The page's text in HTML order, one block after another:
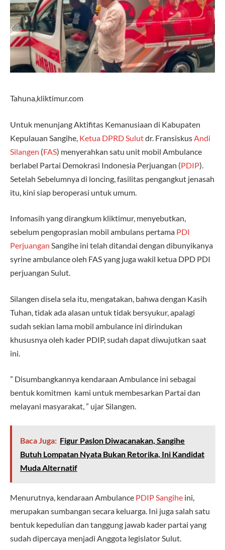
Tahuna,kliktimur.com
Untuk menunjang Aktifitas Kemanusiaan di Kabupaten
Kepulauan Sangihe, Ketua DPRD Sulutdr. Fransiskus Andi
Silangen (FAS) menyerahkan satu unit mobil Ambulance
berlabel Partai Demokrasi Indonesia Perjuangan (PDIP).
Setelah Sebelumnya di loncing, fasilitas pengangkut jenasah
itu, kini siap beroperasi untuk umum.
Infomasih yang dirangkum kliktimur, menyebutkan,
sebelum pengoprasian mobil ambulans pertama PDI
Perjuangan Sangihe ini telah ditandai dengan dibunyikanya
syrine ambulance oleh FAS yang juga wakil ketua DPD PDI
perjuangan Sulut.
Silangen disela sela itu, mengatakan, bahwa dengan Kasih
Tuhan, tidak ada alasan untuk tidak bersyukur, apalagi
sudah sekian lama mobil ambulance ini dirindukan
khususnya oleh kader PDIP, sudah dapat diwujutkan saat
ini.
” Disumbangkannya kendaraan Ambulance ini sebagai
bentuk komitmen kami untuk membesarkan Partai dan
melayani masyarakat, ” ujar Silangen.
Baca Juga: Figur Paslon Diwacanakan, Sangihe
Butuh Lompatan Nyata Bukan Retorika, Ini Kandidat
Muda Alternatif
Menurutnya, kendaraan Ambulance PDIP Sangihe ini,
merupakan sumbangan secara keluarga. Ini juga salah satu
bentuk kepedulian dan tanggung jawab kader partai yang
sudah dipercaya menjadi Anggota legislator Sulut.